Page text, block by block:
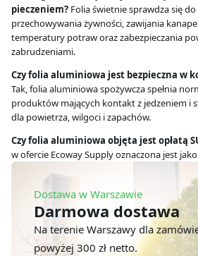
Dostawa w Warszawie
Darmowa dostawa
Na terenie Warszawy dla
powyżej 300 zł netto.
pieczeniem? Folia świetnie sprawdza się
przechowywania żywności, zawijania
temperatury potraw oraz zabezpieczania
zabrudzeniami.
Czy folia aluminiowa jest bezpieczna w
Tak, folia aluminiowa spożywcza spełnia
produktów mających kontakt z jedzeniem i
dla powietrza, wilgoci i zapachów.
Czy folia aluminiowa objęta jest opłatą
w ofercie Ecoway Supply oznaczona jest jako